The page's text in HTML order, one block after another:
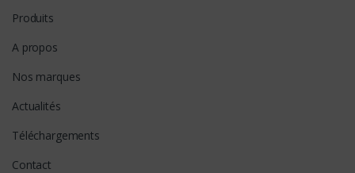
Produits
A propos
Nos marques
Actualités
Téléchargements
Contact